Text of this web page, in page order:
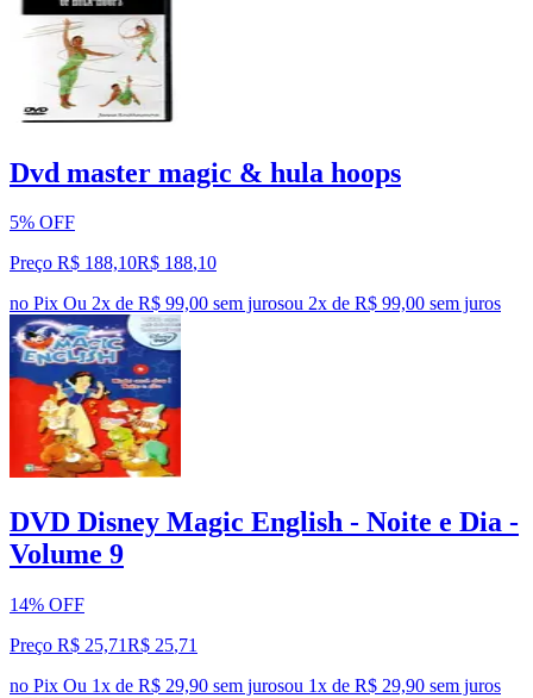
Dvd master magic & hula hoops
5% OFF
Preço R$ 188,10R$ 188,10
no Pix Ou 2x de R$ 99,00 sem jurosou 2x de R$ 99,00 sem juros
DVD Disney Magic English - Noite e Dia -
Volume 9
14% OFF
Preço R$ 25,71R$ 25,71
no Pix Ou 1x de R$ 29,90 sem jurosou 1x de R$ 29,90 sem juros